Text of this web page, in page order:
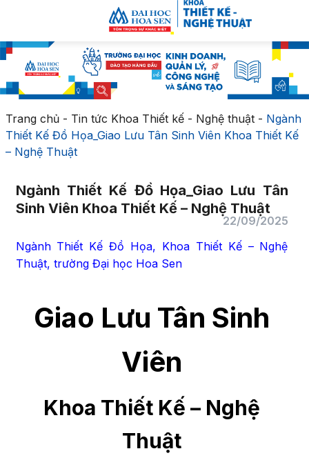
Trang chủ- Tin tức Khoa Thiết kế - Nghệ thuật- Ngành
Thiết Kế Đồ Họa_Giao Lưu Tân Sinh Viên Khoa Thiết Kế
– Nghệ Thuật
Ngành Thiết Kế Đồ Họa_Giao Lưu Tân
Sinh Viên Khoa Thiết Kế – Nghệ Thuật
22/09/2025
Ngành Thiết Kế Đồ Họa, Khoa Thiết Kế – Nghệ
Thuật, trường Đại học Hoa Sen
Giao Lưu Tân Sinh
Viên
Khoa Thiết Kế – Nghệ
Thuật